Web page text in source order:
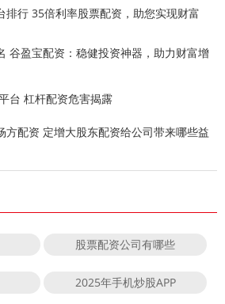
排行 35倍利率股票配资，助您实现财富
谷盈宝配资：稳健投资神器，助力财富增
台 杠杆配资危害揭露
方配资 定增大股东配资给公司带来哪些益
股票配资公司有哪些
2025年手机炒股APP